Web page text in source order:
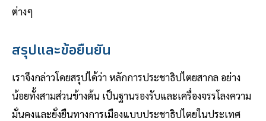
ต่างๆ
สรุปและข้อยืนยัน
เราจึงกล่าวโดยสรุปได้ว่า หลักการประชาธิปไตยสากล อย่าง
น้อยทั้งสามส่วนข้างต้น เป็นฐานรองรับและเครื่องจรรโลงความ
มั่นคงและยั่งยืนทางการเมืองแบบประชาธิปไตยในประเทศ